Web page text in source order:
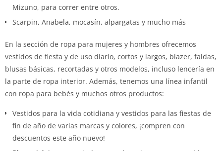
Mizuno, para correr entre otros.
Scarpin, Anabela, mocasín, alpargatas y mucho más
En la sección de ropa para mujeres y hombres ofrecemos
vestidos de fiesta y de uso diario, cortos y largos, blazer, faldas,
blusas básicas, recortadas y otros modelos, incluso lencería en
la parte de ropa interior. Además, tenemos una línea infantil
con ropa para bebés y muchos otros productos:
Vestidos para la vida cotidiana y vestidos para las fiestas de
fin de año de varias marcas y colores, ¡compren con
descuentos este año nuevo!